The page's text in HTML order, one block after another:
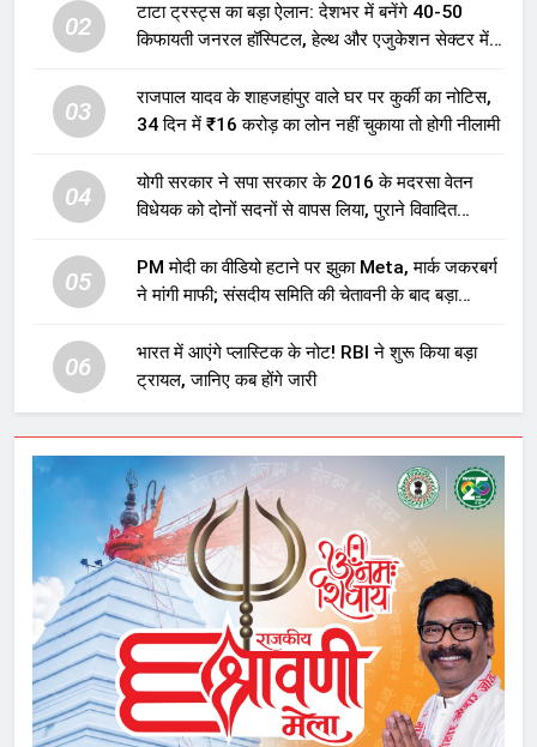
02
टाटा ट्रस्ट्स का बड़ा ऐलान: देशभर में बनेंगे 40-50
किफायती जनरल हॉस्पिटल, हेल्थ और एजुकेशन सेक्टर में
03
राजपाल यादव के शाहजहांपुर वाले घर पर कुर्की का नोटिस,
34 दिन में ₹16 करोड़ का लोन नहीं चुकाया तो होगी नीलामी
04
योगी सरकार ने सपा सरकार के 2016 के मदरसा वेतन
विधेयक को दोनों सदनों से वापस लिया, पुराने विवादित
05
PM मोदी का वीडियो हटाने पर झुका Meta, मार्क जकरबर्ग
ने मांगी माफी; संसदीय समिति की चेतावनी के बाद बड़ा
06
भारत में आएंगे प्लास्टिक के नोट! RBI ने शुरू किया बड़ा
ट्रायल, जानिए कब होंगे जारी